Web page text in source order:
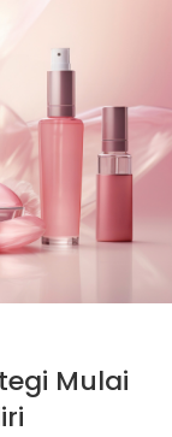
Mulai